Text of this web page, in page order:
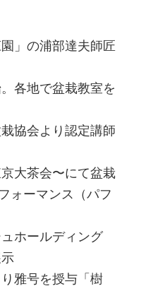
」の浦部達夫師匠
各地で盆栽教室を
協会より認定講師
大茶会〜にて盆栽
ォーマンス（パフ
ホールディング
雅号を授与「樹